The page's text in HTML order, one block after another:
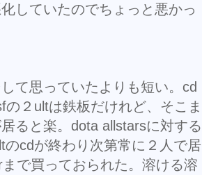
していたのでちょっと悪かっ
て思っていたよりも短い。cd
２ultは鉄板だけれど、そこま
ると楽。dota allstarsに対する
cdが終わり次第常に２人で居
で買っておられた。溶ける溶